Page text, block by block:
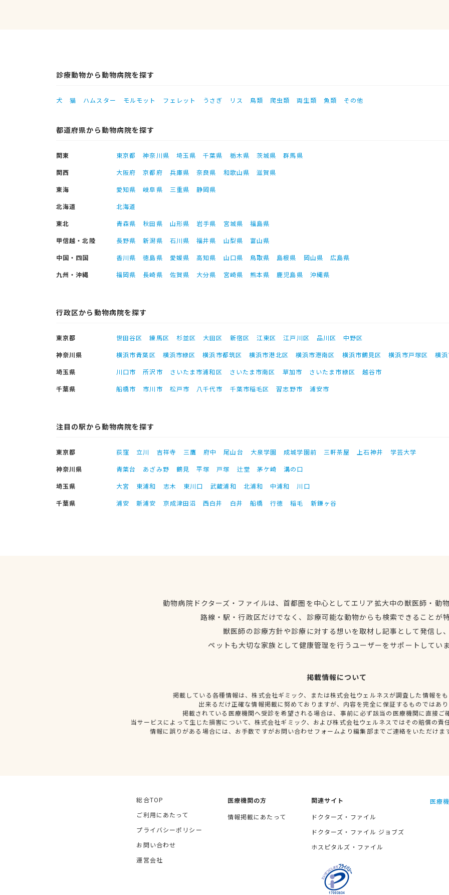
診療動物から動物病院を探す
犬 猫 ハムスター モルモット フェレット うさぎ リス 鳥類 爬虫類 両生類 魚類 その他
都道府県から動物病院を探す
関東 東京都 神奈川県 埼玉県 千葉県 栃木県 茨城県
群馬県
関西
大阪府 京都府 兵庫県 奈良県 和歌山県
滋賀県
東海
愛知県 岐阜県 三重県
静岡県
北海道
北海道
東北
青森県 秋田県 山形県 岩手県 宮城県
福島県
甲信越・北陸
長野県 新潟県 石川県 福井県 山梨県
富山県
中国・四国
香川県 徳島県 愛媛県 高知県 山口県 鳥取県 島根県 岡山県
広島県
九州・沖縄
福岡県 長崎県 佐賀県 大分県 宮崎県 熊本県 鹿児島県 沖縄県
行政区から動物病院を探す
東京都 世田谷区 練馬区 杉並区 大田区 新宿区 江東区 江戸川区 品川区
中野区
神奈川県
横浜市青葉区 横浜市緑区 横浜市都筑区 横浜市港北区 横浜市港南区 横浜市鶴見区 横浜市戸塚区
横
埼玉県
川口市 所沢市 さいたま市浦和区 さいたま市南区 草加市 さいたま市緑区
越谷市
千葉県
船橋市 市川市 松戸市 八千代市 千葉市稲毛区 習志野市 浦安市
注目の駅から動物病院を探す
東京都 荻窪 立川 吉祥寺 三鷹 府中 尾山台 大泉学園 成城学園前 三軒茶屋 上石神井
学芸大学
神奈川県
青葉台 あざみ野 鶴見 平塚 戸塚 辻堂 茅ケ崎
溝の口
埼玉県
大宮 東浦和 志木 東川口 武蔵浦和 北浦和 中浦和
川口
千葉県
浦安 新浦安 京成津田沼 西白井 白井 船橋 行徳 稲毛 新鎌ヶ谷
動物病院ドクターズ・ファイルは、首都圏を中心としてエリア拡大中の獣医師・動
路線・駅・行政区だけでなく、診療可能な動物からも検索できることが
獣医師の診療方針や診療に対する想いを取材し記事として発信し
ペットも大切な家族として健康管理を行うユーザーをサポートしてい
掲載情報について
掲載している各種情報は、株式会社ギミック、または株式会社ウェルネスが調査した情報を
出来るだけ正確な情報掲載に努めておりますが、内容を完全に保証するものではあ
掲載されている医療機関へ受診を希望される場合は、事前に必ず該当の医療機関に直接ご
当サービスによって生じた損害について、株式会社ギミック、および株式会社ウェルネスではその賠償の責
情報に誤りがある場合には、お手数ですがお問い合わせフォームより編集部までご連絡をいただけま
総合TOP
ご利用にあたって
プライバシーポリシー
お問い合わせ
運営会社
医療機関の方
情報掲載にあたって
関連サイト
ドクターズ・ファイル
ドクターズ・ファイル ジョブズ
ホスピタルズ・ファイル
医療